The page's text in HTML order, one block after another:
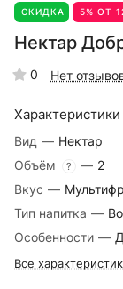
СКИДКА 5% ОТ
Нектар
0 Нет
Характеристики
Вид — Нектар
Объём
? — 2
Вкус —
Тип напитка —
Особенности —
Все